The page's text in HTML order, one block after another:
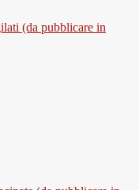
(da pubblicare in